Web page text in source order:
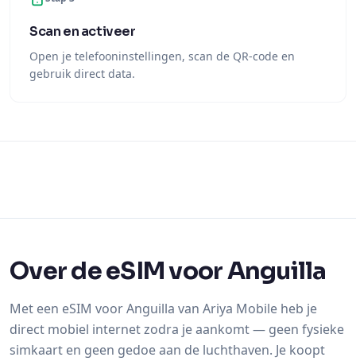
Scan en activeer
Open je telefooninstellingen, scan de QR-code en
gebruik direct data.
Over de eSIM voor Anguilla
Met een eSIM voor Anguilla van Ariya Mobile heb je
direct mobiel internet zodra je aankomt — geen fysieke
simkaart en geen gedoe aan de luchthaven. Je koopt